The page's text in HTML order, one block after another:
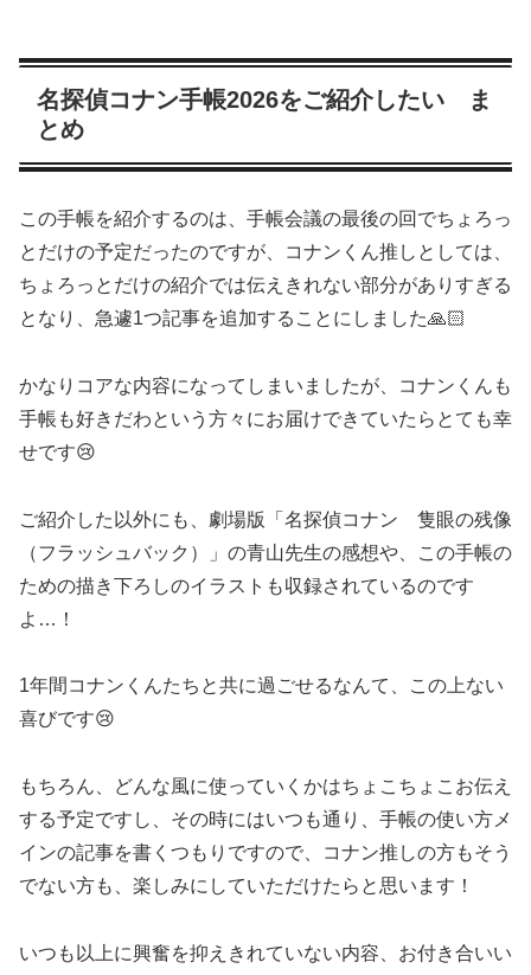
名探偵コナン手帳2026をご紹介したい ま
とめ
この手帳を紹介するのは、手帳会議の最後の回でちょろっ
とだけの予定だったのですが、コナンくん推しとしては、
ちょろっとだけの紹介では伝えきれない部分がありすぎる
となり、急遽1つ記事を追加することにしました🙏🏻
かなりコアな内容になってしまいましたが、コナンくんも
手帳も好きだわという方々にお届けできていたらとても幸
せです😢
ご紹介した以外にも、劇場版「名探偵コナン 隻眼の残像
（フラッシュバック）」の青山先生の感想や、この手帳の
ための描き下ろしのイラストも収録されているのです
よ…！
1年間コナンくんたちと共に過ごせるなんて、この上ない
喜びです😢
もちろん、どんな風に使っていくかはちょこちょこお伝え
する予定ですし、その時にはいつも通り、手帳の使い方メ
インの記事を書くつもりですので、コナン推しの方もそう
でない方も、楽しみにしていただけたらと思います！
いつも以上に興奮を抑えきれていない内容、お付き合いい